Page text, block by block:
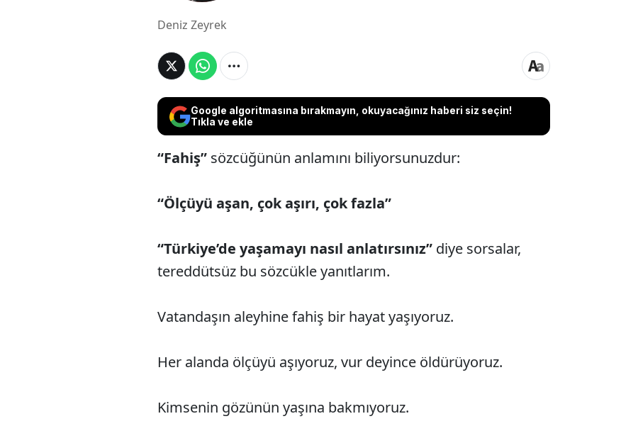
Deniz Zeyrek
Google algoritmasına bırakmayın, okuyacağınız haberi siz seçin!
Tıkla ve ekle
“Fahiş”sözcüğünün anlamını biliyorsunuzdur:
“Ölçüyü aşan, çok aşırı, çok fazla”
“Türkiye’de yaşamayı nasıl anlatırsınız” diye sorsalar,
tereddütsüz bu sözcükle yanıtlarım.
Vatandaşın aleyhine fahiş bir hayat yaşıyoruz.
Her alanda ölçüyü aşıyoruz, vur deyince öldürüyoruz.
Kimsenin gözünün yaşına bakmıyoruz.